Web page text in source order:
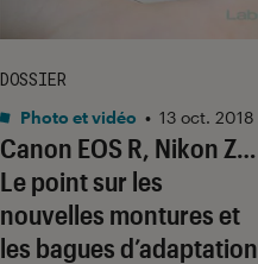
Canon EOS R, Nikon Z…
Le point sur les
nouvelles montures et
les bagues d’adaptation
DOSSIER
Photo et vidéo • 13 oct. 2018